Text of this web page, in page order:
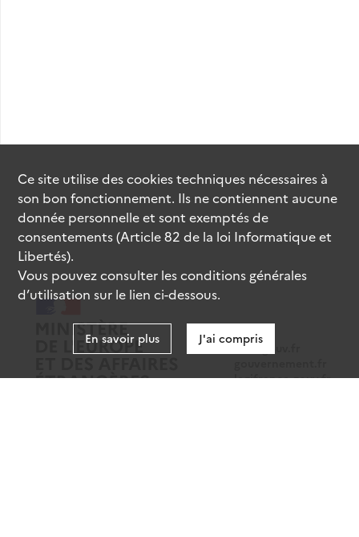
data.gouv.fr
legifrance.gouv.fr
Ce site utilise descookiestechniques nécessaires à
son bon fonctionnement. Ils ne contiennent aucune
donnée personnelle et sont exemptés de
consentements (Article 82 de la loi Informatique et
Libertés).
Vous pouvez consulter les conditions générales
d’utilisation sur le lien ci-dessous.
En savoir plus J'ai compris